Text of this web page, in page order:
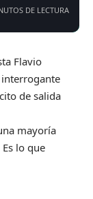
DE LECTURA
Flavio
interrogante
de salida
mayoría
lo que